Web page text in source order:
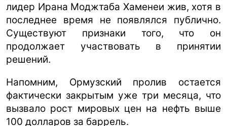
лидер Ирана Моджтаба Хаменеи жив, хотя в
последнее время не появлялся публично.
Существуют признаки того, что он
продолжает участвовать в принятии
решений.
Напомним, Ормузский пролив остается
фактически закрытым уже три месяца, что
вызвало рост мировых цен на нефть выше
100 долларов за баррель.